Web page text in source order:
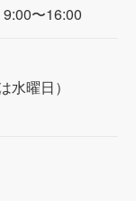
〜16:00
曜日）